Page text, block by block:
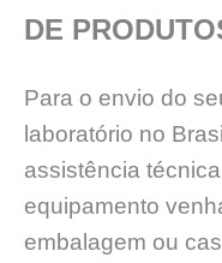
DE
Para o envio do
laboratório no
assistência
equipamento
embalagem ou